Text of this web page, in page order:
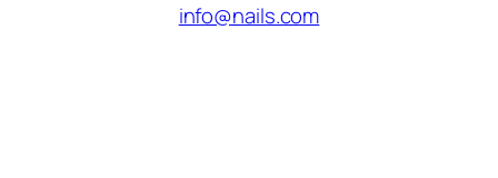
info@nails.com